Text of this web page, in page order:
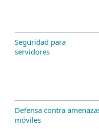
Seguridad para
servidores
Defensa contra
móviles